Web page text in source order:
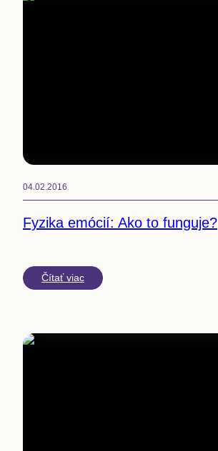
04.02.2016
Fyzika emócií: Ako to funguje?
Čítať viac